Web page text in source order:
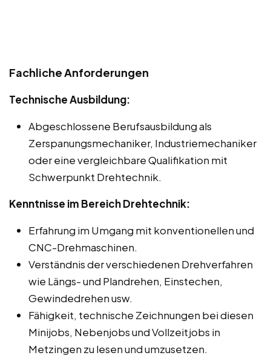
Fachliche Anforderungen
Technische Ausbildung:
Abgeschlossene Berufsausbildung als
Zerspanungsmechaniker, Industriemechaniker
oder eine vergleichbare Qualifikation mit
Schwerpunkt Drehtechnik.
Kenntnisse im Bereich Drehtechnik:
Erfahrung im Umgang mit konventionellen und
CNC-Drehmaschinen.
Verständnis der verschiedenen Drehverfahren
wie Längs- und Plandrehen, Einstechen,
Gewindedrehen usw.
Fähigkeit, technische Zeichnungen bei diesen
Minijobs, Nebenjobs und Vollzeitjobs in
Metzingen zu lesen und umzusetzen.